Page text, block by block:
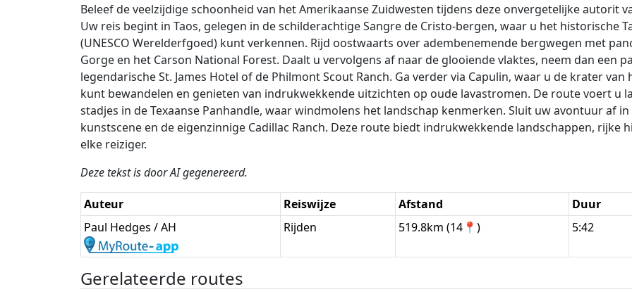
Beleef de veelzijdige schoonheid van het Amerikaanse Zuidwesten tijdens deze onvergetelijke autorit
Uw reis begint in Taos, gelegen in de schilderachtige Sangre de Cristo-bergen, waar u het historische
(UNESCO Werelderfgoed) kunt verkennen. Rijd oostwaarts over adembenemende bergwegen met
Gorge en het Carson National Forest. Daalt u vervolgens af naar de glooiende vlaktes, neem dan een
legendarische St. James Hotel of de Philmont Scout Ranch. Ga verder via Capulin, waar u de krater
kunt bewandelen en genieten van indrukwekkende uitzichten op oude lavastromen. De route voert u
stadjes in de Texaanse Panhandle, waar windmolens het landschap kenmerken. Sluit uw avontuur af
kunstscene en de eigenzinnige Cadillac Ranch. Deze route biedt indrukwekkende landschappen,
elke reiziger.
Deze tekst is door AI gegenereerd.
Auteur Reiswijze Afstand
Duur
Paul Hedges / AH
Rijden 519.8km (14📍) 5:42
Gerelateerde routes